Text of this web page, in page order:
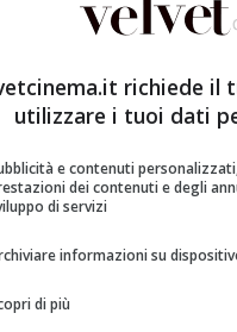
salto
la
la
salto
sua
Al cinema
Ciné di
e genere
Il cinema
ricambio
richiede il
utilizzare i tuoi dati
e contenuti
dei contenuti e degli
di servizi
informazioni su
di più